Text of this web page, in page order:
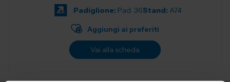
Padiglione: Pad. 36Stand: A74
Aggiungi ai preferiti
Vai alla scheda